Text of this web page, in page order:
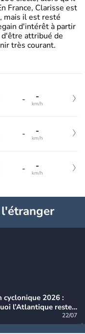
France, Clarisse est
mais il est resté
d'intérêt à partir
attribué de
très courant.
- -
km/h
- -
km/h
- -
km/h
cyclonique 2026 :
l’Atlantique reste
22/07